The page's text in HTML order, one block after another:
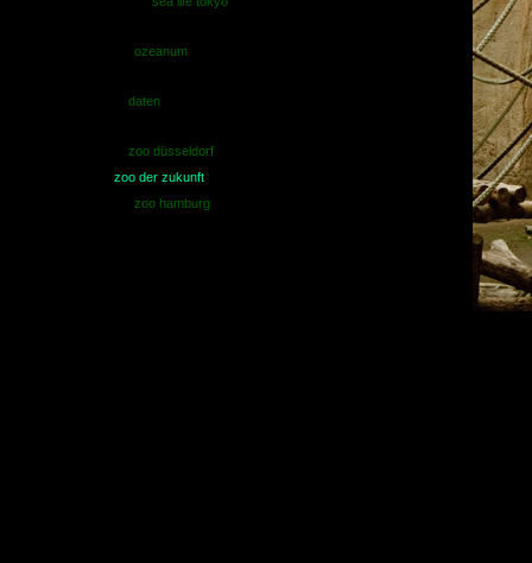
ozeanum
daten
zoo düsseldorf
zoo der zukunft
zoo hamburg